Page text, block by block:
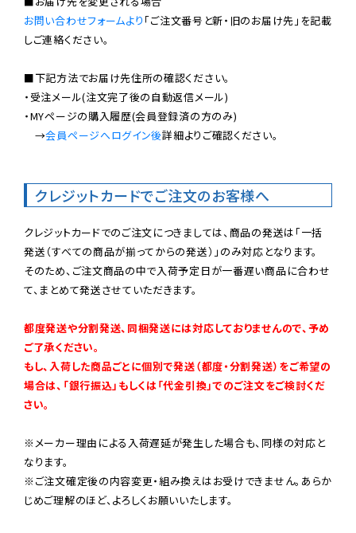
お問い合わせフォームより 「ご注文番号と新・旧のお届け先」を記載
しご連絡ください。
■下記方法でお届け先住所の確認ください。
・受注メール(注文完了後の自動返信メール)
・MYページの購入履歴(会員登録済の方のみ)
→会員ページへログイン後詳細よりご確認ください。
クレジットカードでご注文のお客様へ
クレジットカードでのご注文につきましては、商品の発送は「一括
発送（すべての商品が揃ってからの発送）」のみ対応となります。
そのため、ご注文商品の中で入荷予定日が一番遅い商品に合わせ
て、まとめて発送させていただきます。
都度発送や分割発送、同梱発送には対応しておりませんので、予め
ご了承ください。
もし、入荷した商品ごとに個別で発送（都度・分割発送）をご希望の
場合は、「銀行振込」もしくは「代金引換」でのご注文をご検討くだ
さい。
※メーカー理由による入荷遅延が発生した場合も、同様の対応と
なります。
※ご注文確定後の内容変更・組み換えはお受けできません。あらか
じめご理解のほど、よろしくお願いいたします。